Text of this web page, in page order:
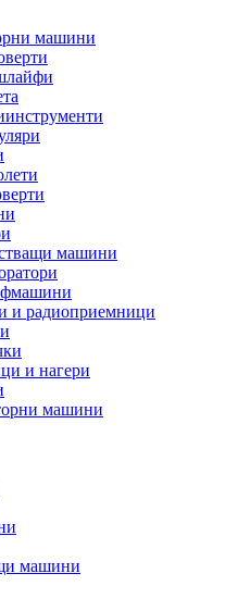
машини
машини
и радиоприемници
и нагери
машини
машини